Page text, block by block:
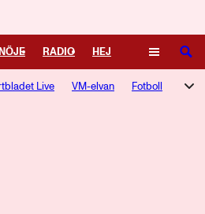
NÖJE RADIO HEJ
KULTUR LEDARE
SÖK
Live VM-elvan Fotboll